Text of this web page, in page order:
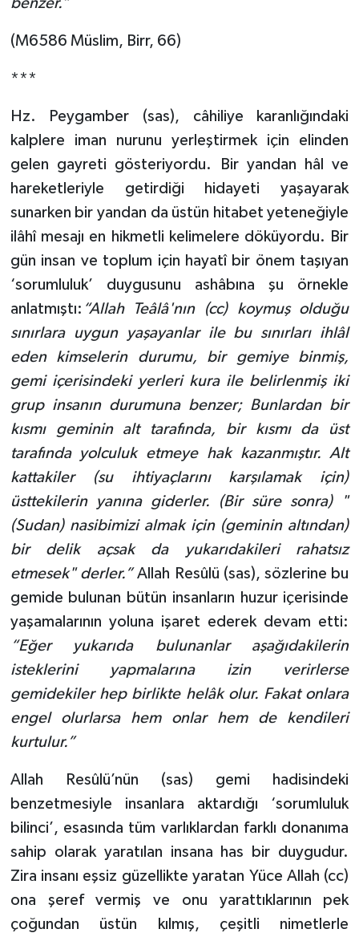
(M6586 Müslim, Birr, 66)
***
Hz. Peygamber (sas), câhiliye karanlığındaki
kalplere iman nurunu yerleştirmek için elinden
gelen gayreti gösteriyordu. Bir yandan hâl ve
hareketleriyle getirdiği hidayeti yaşayarak
sunarken bir yandan da üstün hitabet yeteneğiyle
ilâhî mesajı en hikmetli kelimelere döküyordu. Bir
gün insan ve toplum için hayatî bir önem taşıyan
‘sorumluluk’ duygusunu ashâbına şu örnekle
anlatmıştı: “Allah Teâlâ'nın (cc) koymuş olduğu
sınırlara uygun yaşayanlar ile bu sınırları ihlâl
eden kimselerin durumu, bir gemiye binmiş,
gemi içerisindeki yerleri kura ile belirlenmiş iki
grup insanın durumuna benzer; Bunlardan bir
kısmı geminin alt tarafında, bir kısmı da üst
tarafında yolculuk etmeye hak kazanmıştır. Alt
kattakiler (su ihtiyaçlarını karşılamak için)
üsttekilerin yanına giderler. (Bir süre sonra) "
(Sudan) nasibimizi almak için (geminin altından)
bir delik açsak da yukarıdakileri rahatsız
etmesek" derler.”Allah Resûlü (sas), sözlerine bu
gemide bulunan bütün insanların huzur içerisinde
yaşamalarının yoluna işaret ederek devam etti:
“Eğer yukarıda bulunanlar aşağıdakilerin
isteklerini yapmalarına izin verirlerse
gemidekiler hep birlikte helâk olur. Fakat onlara
engel olurlarsa hem onlar hem de kendileri
kurtulur.”
Allah Resûlü’nün (sas) gemi hadisindeki
benzetmesiyle insanlara aktardığı ‘sorumluluk
bilinci’, esasında tüm varlıklardan farklı donanıma
sahip olarak yaratılan insana has bir duygudur.
Zira insanı eşsiz güzellikte yaratan Yüce Allah (cc)
ona şeref vermiş ve onu yarattıklarının pek
çoğundan üstün kılmış, çeşitli nimetlerle
Sivas Müftülüğü
Şanlıurfa Müftülüğü
Tekirdağ Müftülüğü
Tokat Müftülüğü
Trabzon Müftülüğü
Tunceli Müftülüğü
Uşak Müftülüğü
Van Müftülüğü
Yalova Müftülüğü
Zonguldak Müftülüğü